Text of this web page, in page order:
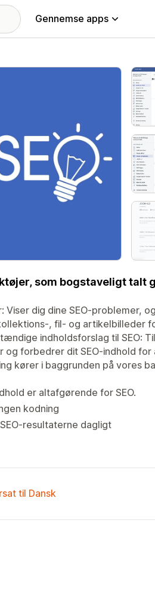
Gennemse apps
som bogstaveligt talt
dig dine SEO-problemer,
, fil- og artikelbilleder
indholdsforslag til SEO:
forbedrer dit SEO-indhold for
kører i baggrunden på vores
er altafgørende for SEO.
kodning
resultaterne dagligt
til Dansk